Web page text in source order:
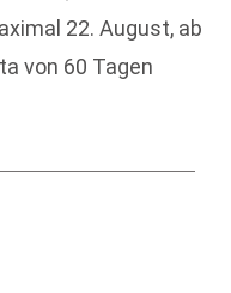
22. August, ab
von 60 Tagen